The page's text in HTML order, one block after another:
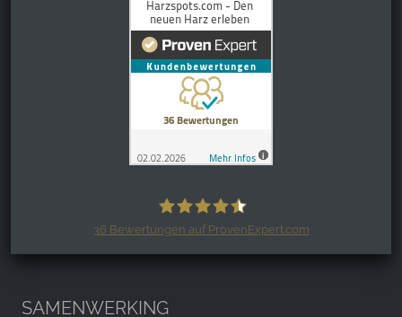
36 Bewertungen auf ProvenExpert.com
SAMENWERKING